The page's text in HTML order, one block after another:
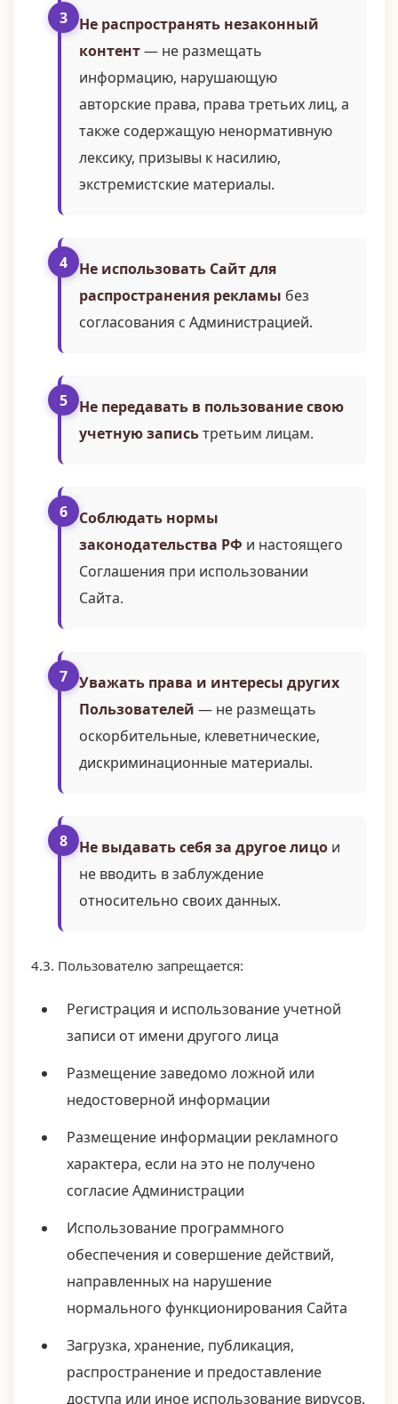
Не распространять незаконный
контент— не размещать
информацию, нарушающую
авторские права, права третьих лиц, а
также содержащую ненормативную
лексику, призывы к насилию,
экстремистские материалы.
Не использовать Сайт для
распространения рекламы без
согласования с Администрацией.
Не передавать в пользование свою
учетную записьтретьим лицам.
Соблюдать нормы
законодательства РФ и настоящего
Соглашения при использовании
Сайта.
Уважать права и интересы других
Пользователей — не размещать
оскорбительные, клеветнические,
дискриминационные материалы.
Не выдавать себя за другое лицо и
не вводить в заблуждение
относительно своих данных.
4.3. Пользователю запрещается:
Регистрация и использование учетной
записи от имени другого лица
Размещение заведомо ложной или
недостоверной информации
Размещение информации рекламного
характера, если на это не получено
согласие Администрации
Использование программного
обеспечения и совершение действий,
направленных на нарушение
нормального функционирования Сайта
Загрузка, хранение, публикация,
распространение и предоставление
доступа или иное использование вирусов,